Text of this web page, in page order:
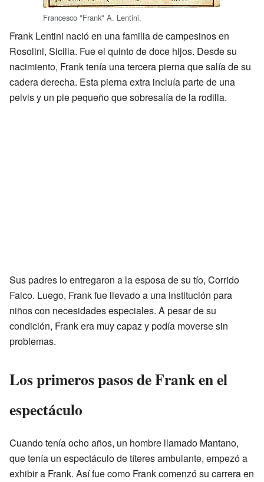
Francesco "Frank" A. Lentini.
Frank Lentini nació en una familia de campesinos en
Rosolini, Sicilia. Fue el quinto de doce hijos. Desde su
nacimiento, Frank tenía una tercera pierna que salía de su
cadera derecha. Esta pierna extra incluía parte de una
pelvis y un pie pequeño que sobresalía de la rodilla.
Sus padres lo entregaron a la esposa de su tío, Corrido
Falco. Luego, Frank fue llevado a una institución para
niños con necesidades especiales. A pesar de su
condición, Frank era muy capaz y podía moverse sin
problemas.
Los primeros pasos de Frank en el
espectáculo
Cuando tenía ocho años, un hombre llamado Mantano,
que tenía un espectáculo de títeres ambulante, empezó a
exhibir a Frank. Así fue como Frank comenzó su carrera en